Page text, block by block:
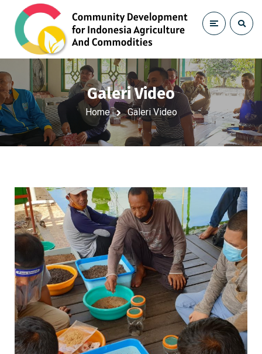
Galeri Video
Home Galeri Video